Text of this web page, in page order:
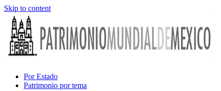
Skip to content
Por Estado
Patrimonio por tema